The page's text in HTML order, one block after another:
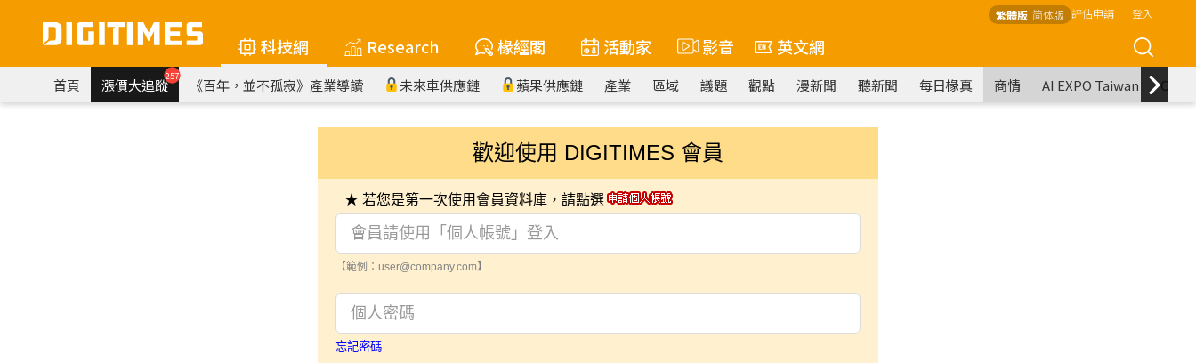
繁體版 简体版 評估申請 登入
科技網 Research 椽經閣 活動家 影音 英文網
首頁 漲價大追蹤257 《百年，並不孤寂》產業導讀 未來車供應鏈 蘋果供應鏈 產業 區域 議題 觀點 漫新聞 聽新聞 每日椽真 商情 AI EXPO Taiwan
歡迎使用 DIGITIMES 會員
★ 若您是第一次使用會員資料庫，請點選
【範例：user@company.com】
忘記密碼